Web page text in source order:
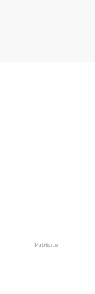
Publicité